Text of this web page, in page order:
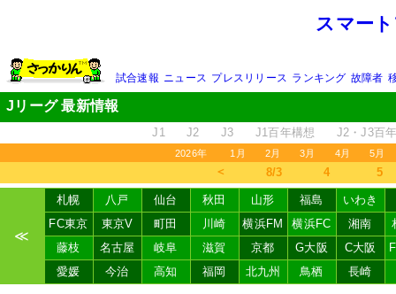
スマー
試合速報 ニュース プレスリリース ランキング 故障者
Jリーグ 最新情報
J1 J2 J3 J1百年構想 J2・J3百
2026年 1月 2月 3月 4月 5月
＜ 8/3 4 5
≪
札幌 八戸 仙台 秋田 山形 福島
いわき
FC東京
東京V 町田 川崎 横浜FM 横浜FC 湘南
藤枝
名古屋 岐阜 滋賀 京都 G大阪 C大阪
愛媛
今治 高知 福岡 北九州 鳥栖 長崎